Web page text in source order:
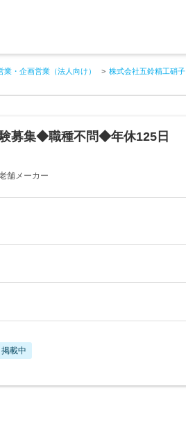
業・企画営業（法人向け） 株式会社五鈴精工硝子
募集◆職種不問◆年休125日
舗メーカー
載中